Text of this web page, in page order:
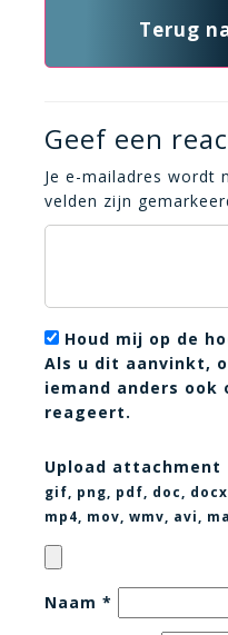
Terug
Geef een
Je e-mailadres wordt
velden zijn
Houd mij op de
Als u dit aanvinkt,
iemand anders ook
reageert.
Upload attachment
gif, png, pdf, doc,
mp4, mov, wmv, avi
,
Naam *